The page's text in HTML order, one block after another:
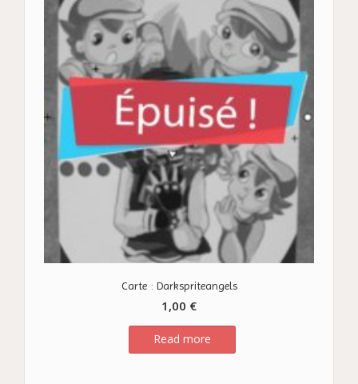
Carte : Darkspriteangels
1,00 €
Read more